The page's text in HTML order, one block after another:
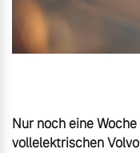
Zubehörkatalog
Service by
Nur noch eine
vollelektrischen